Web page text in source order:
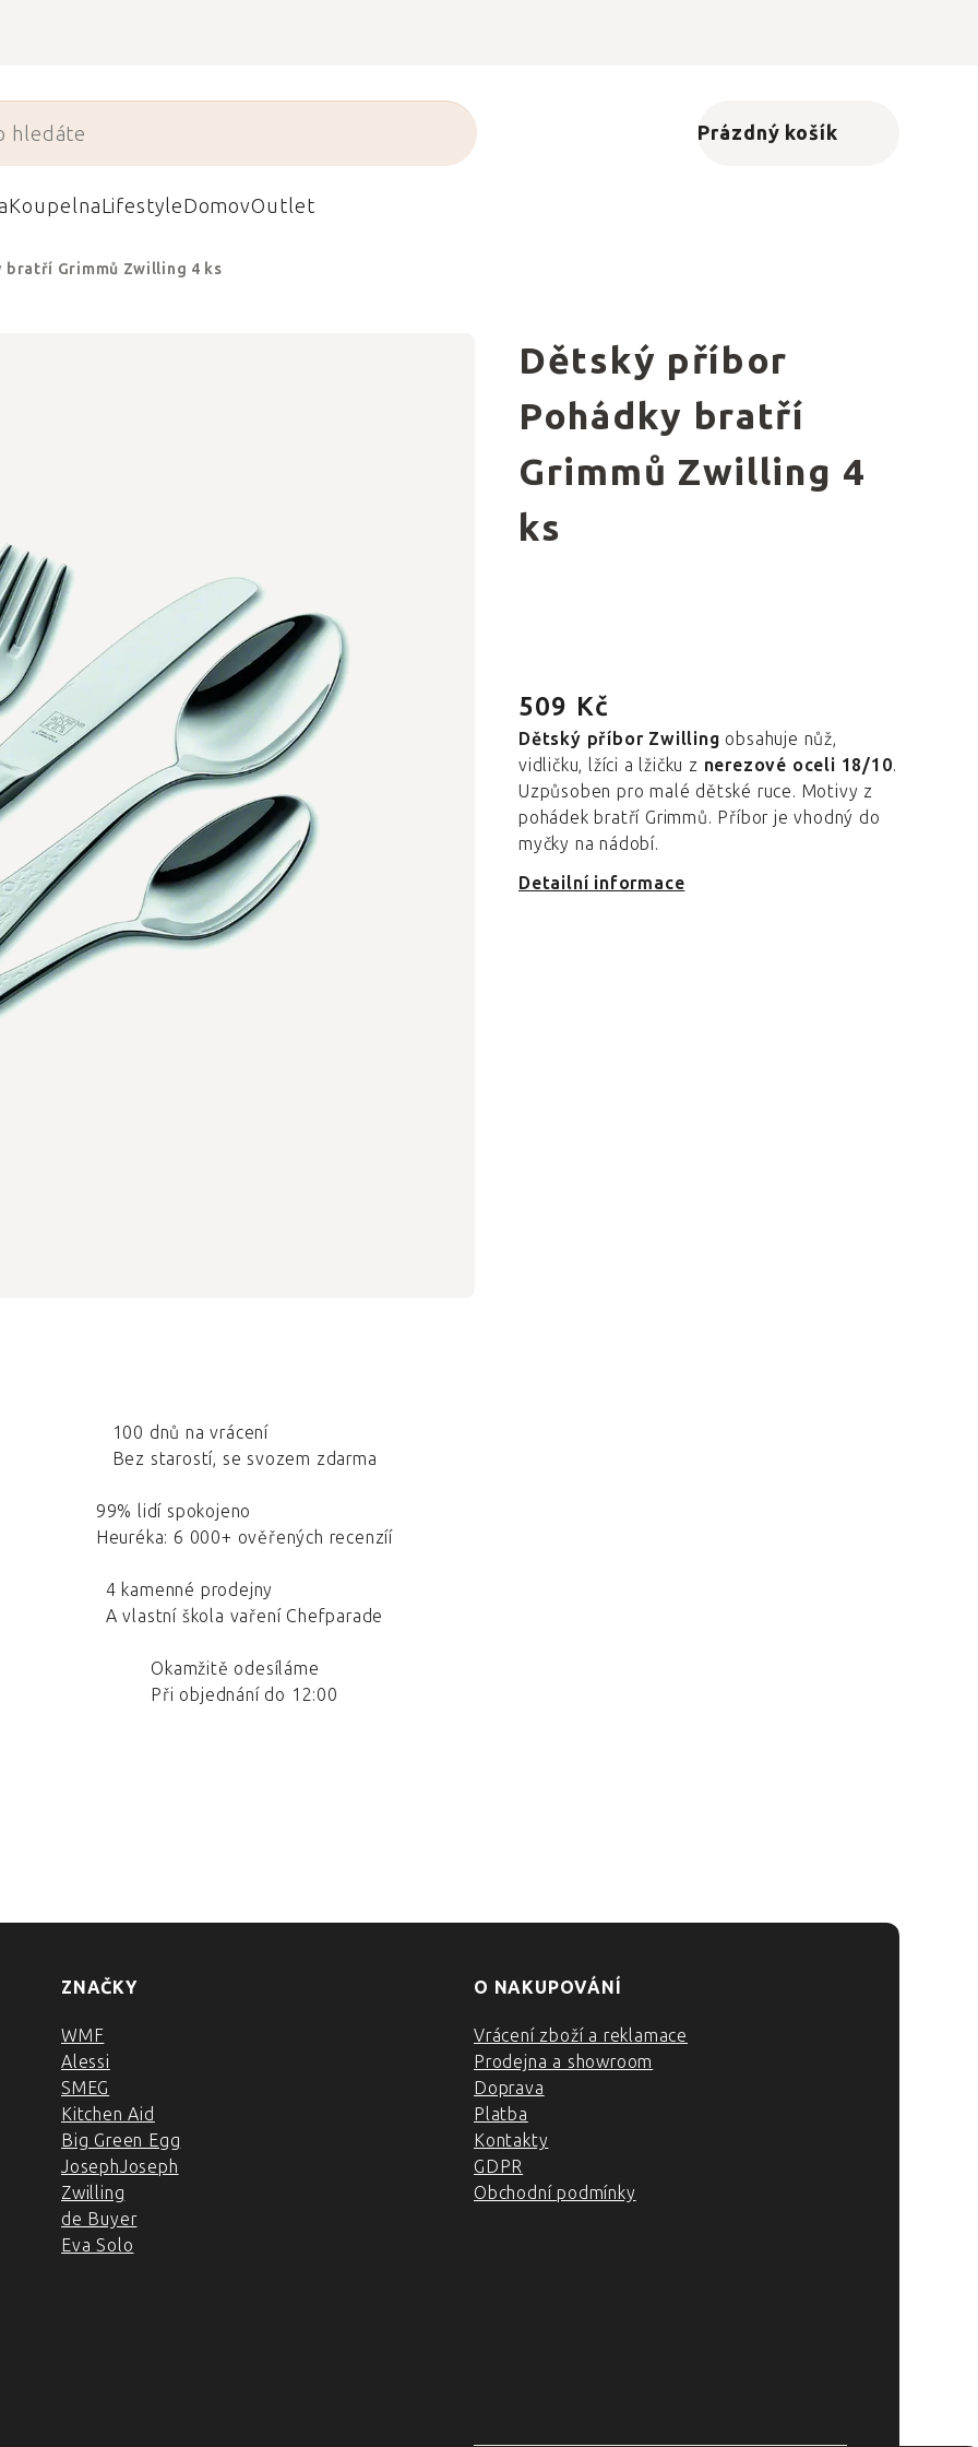
Nákupní košík
Prázdný košík
KoupelnaLifestyleDomovOutlet
Grimmů Zwilling 4 ks
Dětský příbor
Pohádky bratří
Grimmů Zwilling 4
ks
509 Kč
Dětský příbor Zwilling obsahuje nůž,
vidličku, lžíci a lžičku z nerezové oceli 18/10.
Uzpůsoben pro malé dětské ruce. Motivy z
pohádek bratří Grimmů. Příbor je vhodný do
myčky na nádobí.
Detailní informace
100 dnů na vrácení
Bez starostí, se svozem zdarma
99% lidí spokojeno
Heuréka: 6 000+ ověřených recenzíí
4 kamenné prodejny
A vlastní škola vaření Chefparade
Okamžitě odesíláme
Při objednání do 12:00
ZNAČKY
WMF
Alessi
SMEG
Kitchen Aid
Big Green Egg
JosephJoseph
Zwilling
de Buyer
Eva Solo
O NAKUPOVÁNÍ
Vrácení zboží a reklamace
Prodejna a showroom
Doprava
Platba
Kontakty
GDPR
Obchodní podmínky